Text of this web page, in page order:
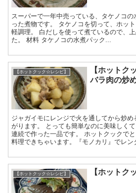
スーパーで一年中売っている、タケノコ
った煮物です。 タケノコを切って、ホッ
軽調理。 白だしを使って煮ているので、
た。 材料 タケノコの水煮パック...
【ホットクック☆レシピ】
【ホットク
バラ肉の炒
ジャガイモにレンジで火を通してから炒
がります。 とっても簡単なのに美味しく
連続で作った一品です。 ホットクックで
料理できちゃいます。『モノカリ』でレン
【ホットクック☆レシピ】 【ホットク